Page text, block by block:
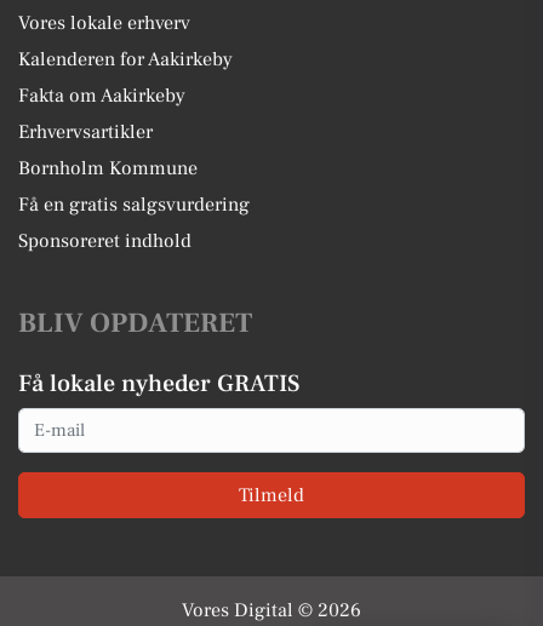
Vores lokale erhverv
Kalenderen for Aakirkeby
Fakta om Aakirkeby
Erhvervsartikler
Bornholm Kommune
Få en gratis salgsvurdering
Sponsoreret indhold
BLIV OPDATERET
Få lokale nyheder GRATIS
Email
Tilmeld
Vores Digital © 2026